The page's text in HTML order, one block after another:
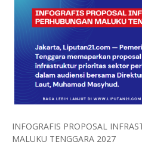
INFOGRAFIS PROPOSAL
MALUKU TENGGARA 2027